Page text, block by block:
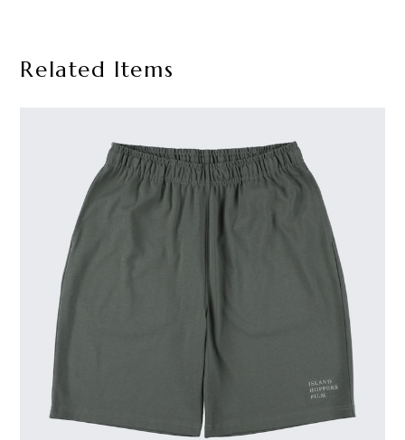
Related Items